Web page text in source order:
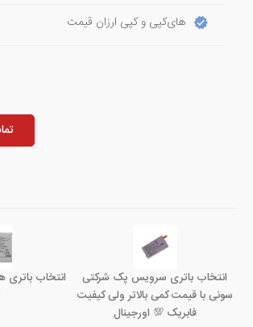
های‌کپی و کپی ارزان قیمت
انتخاب باتری سرویس پک شرکتی
سونی با قیمت کمی بالاتر ولی کیفیت
فابریک 💯 اورجینال
انتخاب باتری